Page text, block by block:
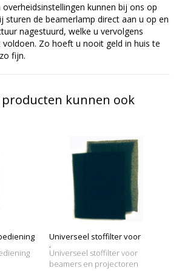
kunnen bij ons op
sturen de beamerlamp direct aan u op en
nagestuurd, welke u vervolgens
voldoen. Zo hoeft u nooit geld in huis te
fijn.
kunnen ook
Universeel stoffilter voor
beamers
Universeel stoffilter voor
beamers en projectoren